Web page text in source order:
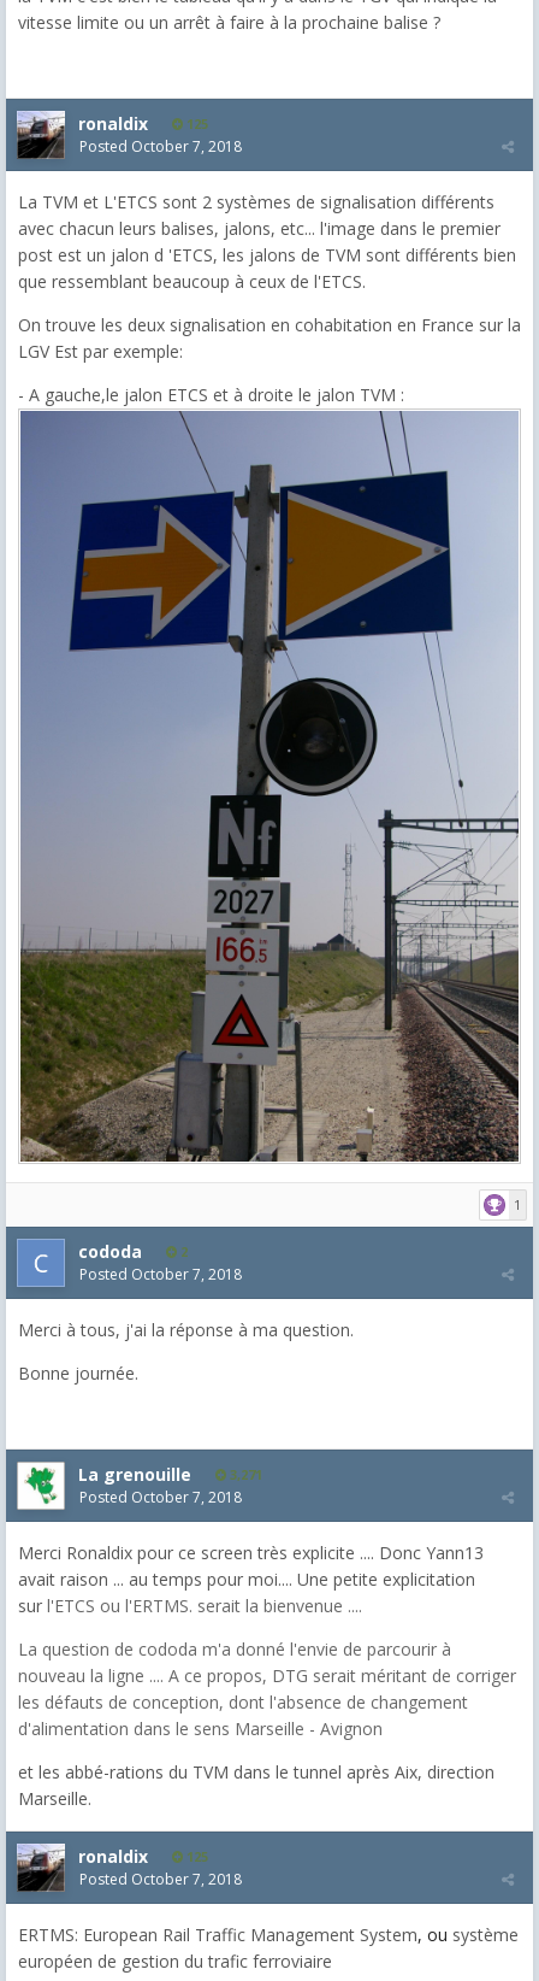
vitesse limite ou un arrêt à faire à la prochaine balise ?
ronaldix 125
Posted October 7, 2018
La TVM et L'ETCS sont 2 systèmes de signalisation différents
avec chacun leurs balises, jalons, etc... l'image dans le premier
post est un jalon d 'ETCS, les jalons de TVM sont différents bien
que ressemblant beaucoup à ceux de l'ETCS.
On trouve les deux signalisation en cohabitation en France sur la
LGV Est par exemple:
- A gauche,le jalon ETCS et à droite le jalon TVM :
1
cododa 2
Posted October 7, 2018
Merci à tous, j'ai la réponse à ma question.
Bonne journée.
La grenouille 3,271
Posted October 7, 2018
Merci Ronaldix pour ce screen très explicite .... Donc Yann13
avait raison ... au temps pour moi.... Une petite explicitation
sur l'ETCS ou l'ERTMS. serait la bienvenue ....
La question de cododa m'a donné l'envie de parcourir à
nouveau la ligne .... A ce propos, DTG serait méritant de corriger
les défauts de conception, dont l'absence de changement
d'alimentation dans le sens Marseille - Avignon
et les abbé-rations du TVM dans le tunnel après Aix, direction
Marseille.
ronaldix 125
Posted October 7, 2018
ERTMS: European Rail Traffic Management System, ou système
européen de gestion du trafic ferroviaire